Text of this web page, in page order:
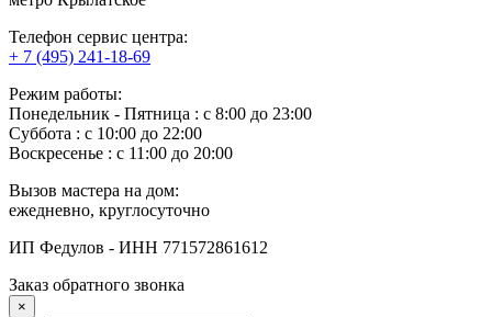
Телефон сервис центра:
+ 7 (495) 241-18-69
Режим работы:
Понедельник ‐ Пятница : с 8:00 до 23:00
Суббота : с 10:00 до 22:00
Воскресенье : с 11:00 до 20:00
Вызов мастера на дом:
ежедневно, круглосуточно
ИП Федулов - ИНН 771572861612
Заказ обратного звонка
×